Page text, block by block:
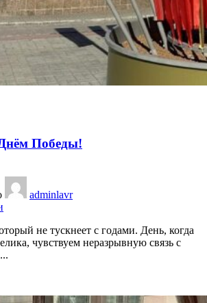
Победы!
adminlavr
не тускнеет с годами. День, когда
чувствуем неразрывную связь с